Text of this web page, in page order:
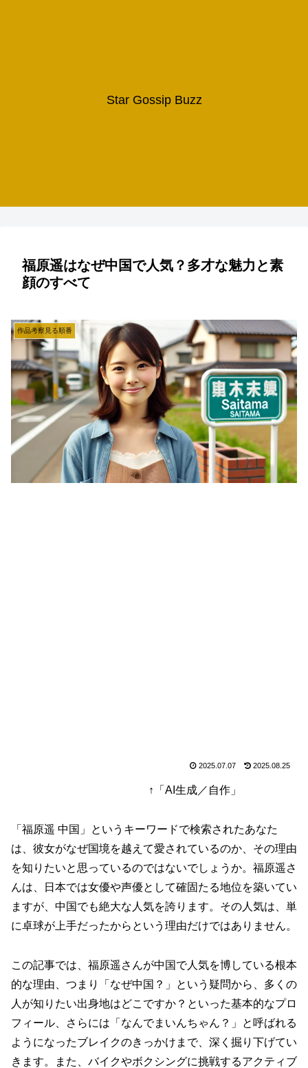
Star Gossip Buzz
福原遥はなぜ中国で人気？多才な魅力と素
顔のすべて
作品考察見る順番
2025.07.07 2025.08.25
↑「AI生成／自作」
「福原遥 中国」というキーワードで検索されたあなた
は、彼女がなぜ国境を越えて愛されているのか、その理由
を知りたいと思っているのではないでしょうか。福原遥さ
んは、日本では女優や声優として確固たる地位を築いてい
ますが、中国でも絶大な人気を誇ります。その人気は、単
に卓球が上手だったからという理由だけではありません。
この記事では、福原遥さんが中国で人気を博している根本
的な理由、つまり「なぜ中国？」という疑問から、多くの
人が知りたい出身地はどこですか？といった基本的なプロ
フィール、さらには「なんでまいんちゃん？」と呼ばれる
ようになったブレイクのきっかけまで、深く掘り下げてい
きます。また、バイクやボクシングに挑戦するアクティブ